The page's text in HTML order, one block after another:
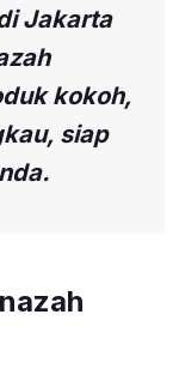
Jakarta
kokoh,
siap